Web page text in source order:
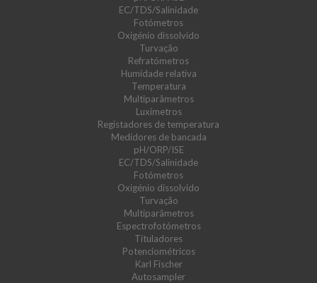
EC/TDS/Salinidade
Fotómetros
Oxigénio dissolvido
Turvação
Refratómetros
Humidade relativa
Temperatura
Multiparâmetros
Luxímetros
Registadores de temperatura
Medidores de bancada
pH/ORP/ISE
EC/TDS/Salinidade
Fotómetros
Oxigénio dissolvido
Turvação
Multiparâmetros
Espectrofotómetros
Tituladores
Potenciométricos
Karl Fischer
Autosampler